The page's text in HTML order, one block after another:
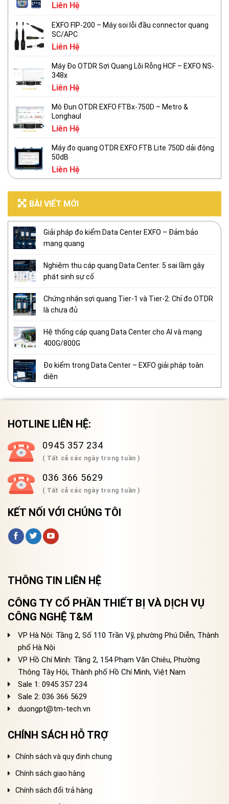
Liên Hệ
EXFO FIP-200 – Máy soi lỗi đầu connector quang
SC/APC
Liên Hệ
Máy Đo OTDR Sợi Quang Lõi Rỗng HCF – EXFO NS-
348x
Liên Hệ
Mô Đun OTDR EXFO FTBx-750D – Metro &
Longhaul
Liên Hệ
Máy đo quang OTDR EXFO FTB Lite 750D dải động
50dB
Liên Hệ
BÀI VIẾT MỚI
Giải pháp đo kiểm Data Center EXFO – Đảm bảo
mạng quang
Nghiệm thu cáp quang Data Center: 5 sai lầm gây
phát sinh sự cố
Chứng nhận sợi quang Tier-1 và Tier-2: Chỉ đo OTDR
là chưa đủ
Hệ thống cáp quang Data Center cho AI và mạng
400G/800G
Đo kiểm trong Data Center – EXFO giải pháp toàn
diện
HOTLINE LIÊN HỆ:
0945 357 234
( Tất cả các ngày trong tuần )
036 366 5629
( Tất cả các ngày trong tuần )
KẾT NỐI VỚI CHÚNG TÔI
THÔNG TIN LIÊN HỆ
CÔNG TY CỔ PHẦN THIẾT BỊ VÀ DỊCH VỤ
CÔNG NGHỆ T&M
VP Hà Nội: Tầng 2, Số 110 Trần Vỹ, phường Phú Diễn, Thành
phố Hà Nội
VP Hồ Chí Minh: Tầng 2, 154 Phạm Văn Chiêu, Phường
Thông Tây Hội, Thành phố Hồ Chí Minh, Việt Nam
Sale 1: 0945 357 234
Sale 2: 036 366 5629
duongpt@tm-tech.vn
CHÍNH SÁCH HỖ TRỢ
Chính sách và quy định chung
Chính sách giao hàng
Chính sách đổi trả hàng